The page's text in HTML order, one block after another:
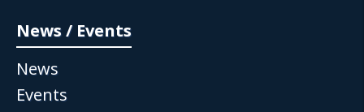
News / Events
News
Events